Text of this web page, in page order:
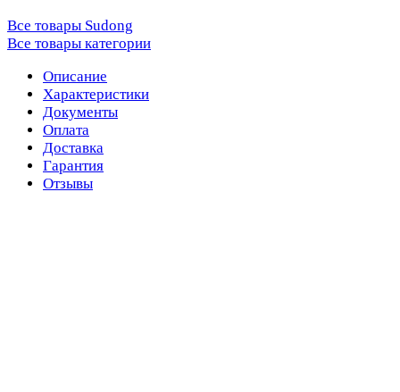
Все товары Sudong
Все товары категории
Описание
Характеристики
Документы
Оплата
Доставка
Гарантия
Отзывы